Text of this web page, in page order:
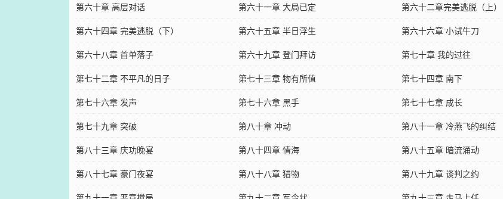
第六十章 高层对话
第六十一章 大局已定 第六十二章完美逃脱（上）
第六十四章 完美逃脱（下）
第六十五章 半日浮生 第六十六章 小试牛刀
第六十八章 首单落子
第六十九章 登门拜访 第七十章 我的过往
第七十二章 不平凡的日子
第七十三章 物有所值 第七十四章 南下
第七十六章 发声
第七十六章 黑手 第七十七章 成长
第七十九章 突破
第八十章 冲动 第八十一章 冷燕飞的纠结
第八十三章 庆功晚宴
第八十四章 情海 第八十五章 暗流涌动
第八十七章 豪门夜宴
第八十八章 猎物 第八十九章 谈判之约